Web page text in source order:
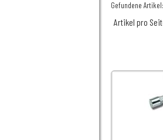
Gefundene
Artikel pro